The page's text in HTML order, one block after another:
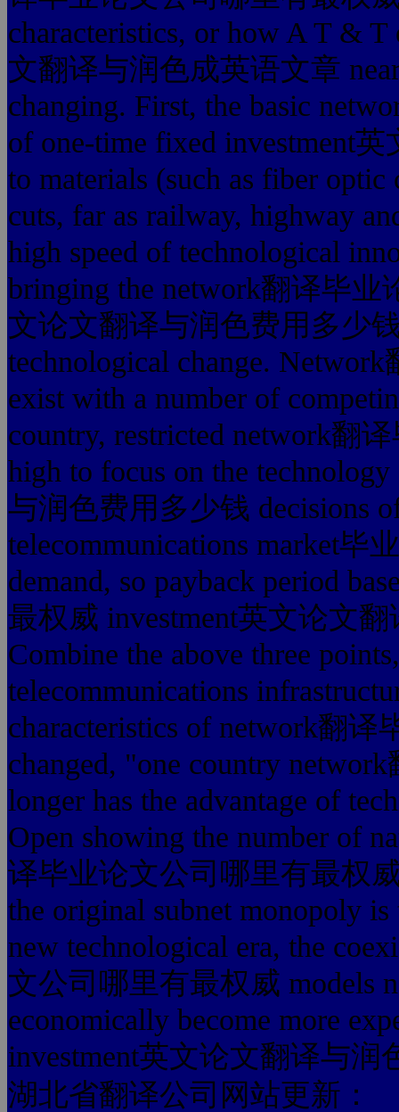
characteristics, or how A T &
文翻译与润色成英语文章
changing. First, the basic
of one-time fixed investment
to materials (such as fiber optic
cuts, far as railway, highway
high speed of technological
bringing the network翻译毕
文论文翻译与润色费用多少钱
technological change.
exist with a number of
country, restricted network翻
high to focus on the
与润色费用多少钱 decisions
telecommunications market
demand, so payback period
最权威 investment英文论文
Combine the above three
telecommunications
characteristics of network翻
changed, "one country
longer has the advantage of
Open showing the number of
译毕业论文公司哪里有最权威
the original subnet monopoly is
new technological era, the
文公司哪里有最权威 models
economically become more
investment英文论文翻译与润
湖北省翻译公司网站更新：